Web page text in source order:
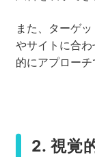
また、ターゲ
やサイトに合
的にアプローチ
2. 視覚